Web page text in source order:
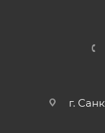
г.